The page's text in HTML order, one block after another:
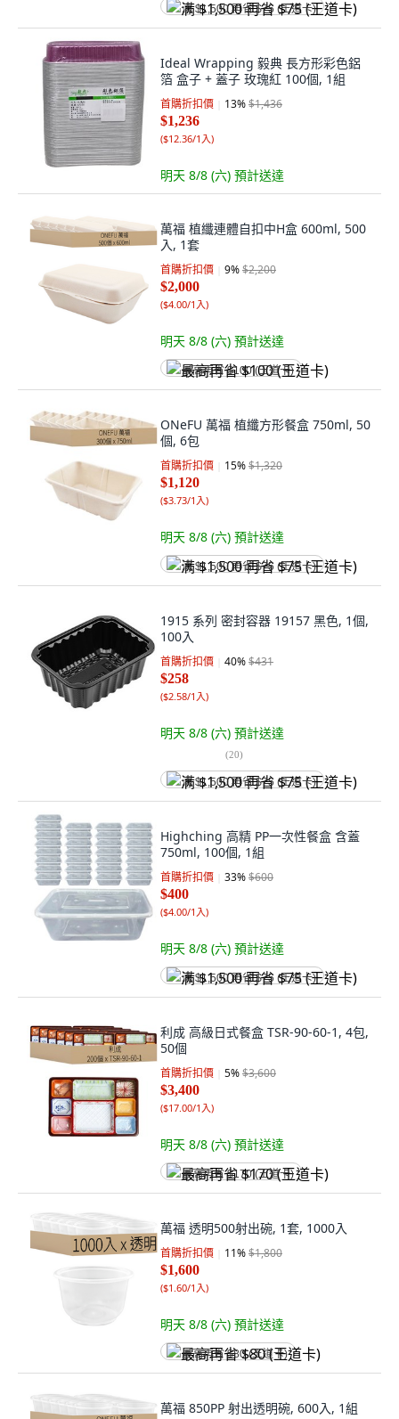
满 $1,500 再省 $75 (王道卡)
Ideal Wrapping 毅典 長方形彩色鋁
箔 盒子 + 蓋子 玫瑰紅 100個, 1組
首購折扣價 13%$1,436
$1,236
($12.36/1入)
明天 8/8 (六) 預計送達
萬福 植纖連體自扣中H盒 600ml, 500
入, 1套
首購折扣價 9%$2,200
$2,000
($4.00/1入)
明天 8/8 (六) 預計送達
最高再省 $100 (王道卡)
ONeFU 萬福 植纖方形餐盒 750ml, 50
個, 6包
首購折扣價 15%$1,320
$1,120
($3.73/1入)
明天 8/8 (六) 預計送達
满 $1,500 再省 $75 (王道卡)
1915 系列 密封容器 19157 黑色, 1個,
100入
首購折扣價 40%$431
$258
($2.58/1入)
明天 8/8 (六) 預計送達
(20)
满 $1,500 再省 $75 (王道卡)
Highching 高精 PP一次性餐盒 含蓋
750ml, 100個, 1組
首購折扣價 33%$600
$400
($4.00/1入)
明天 8/8 (六) 預計送達
满 $1,500 再省 $75 (王道卡)
利成 高級日式餐盒 TSR-90-60-1, 4包,
50個
首購折扣價 5%$3,600
$3,400
($17.00/1入)
明天 8/8 (六) 預計送達
最高再省 $170 (王道卡)
萬福 透明500射出碗, 1套, 1000入
首購折扣價 11%$1,800
$1,600
($1.60/1入)
明天 8/8 (六) 預計送達
最高再省 $80 (王道卡)
萬福 850PP 射出透明碗, 600入, 1組